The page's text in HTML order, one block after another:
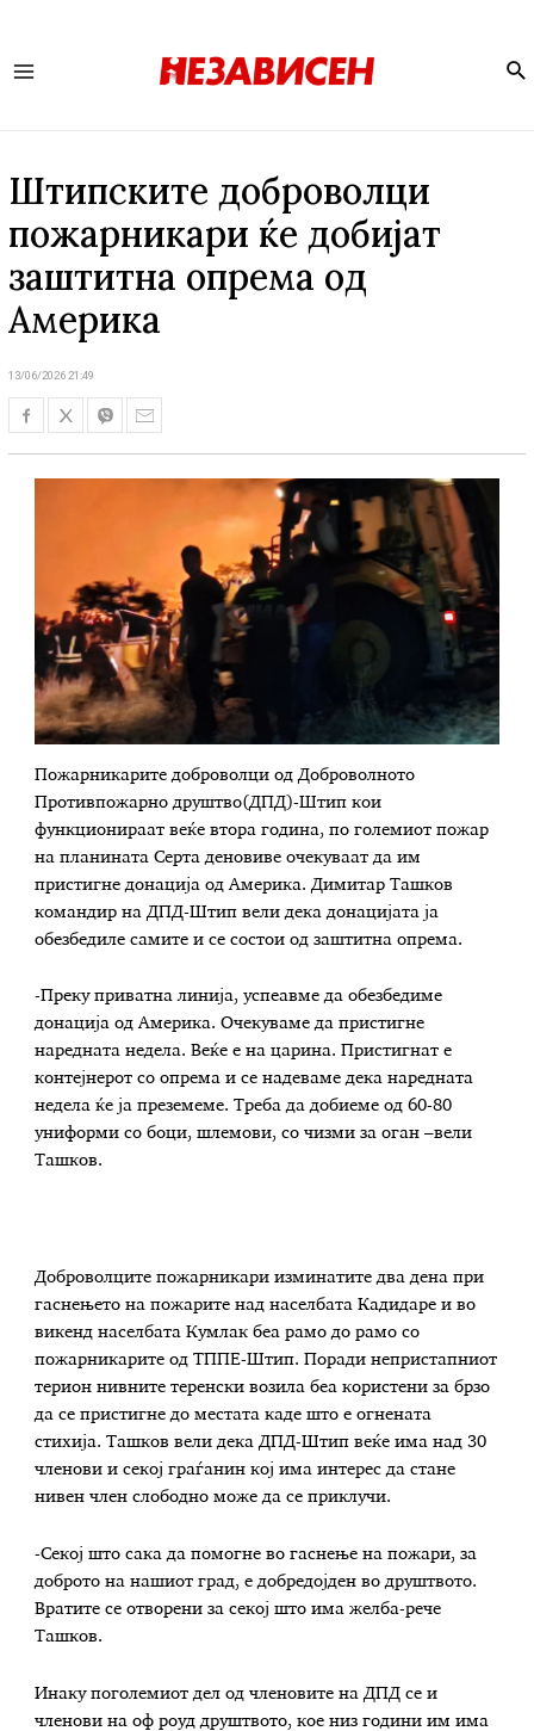
Штипските доброволци
пожарникари ќе добијат
заштитна опрема од
Америка
13/06/2026 21:49
Пожарникарите доброволци од Доброволното
Противпожарно друштво(ДПД)-Штип кои
функционираат веќе втора година, по големиот пожар
на планината Серта деновиве очекуваат да им
пристигне донација од Америка. Димитар Ташков
командир на ДПД-Штип вели дека донацијата ја
обезбедиле самите и се состои од заштитна опрема.
-Преку приватна линија, успеавме да обезбедиме
донација од Америка. Очекуваме да пристигне
наредната недела. Веќе е на царина. Пристигнат е
контејнерот со опрема и се надеваме дека наредната
недела ќе ја преземеме. Треба да добиеме од 60-80
униформи со боци, шлемови, со чизми за оган –вели
Ташков.
Доброволците пожарникари изминатите два дена при
гаснењето на пожарите над населбата Кадидаре и во
викенд населбата Кумлак беа рамо до рамо со
пожарникарите од ТППЕ-Штип. Поради непристапниот
терион нивните теренски возила беа користени за брзо
да се пристигне до местата каде што е огнената
стихија. Ташков вели дека ДПД-Штип веќе има над 30
членови и секој граѓанин кој има интерес да стане
нивен член слободно може да се приклучи.
-Секој што сака да помогне во гаснење на пожари, за
доброто на нашиот град, е добредојден во друштвото.
Вратите се отворени за секој што има желба-рече
Ташков.
Инаку поголемиот дел од членовите на ДПД се и
членови на оф роуд друштвото, кое низ години им има